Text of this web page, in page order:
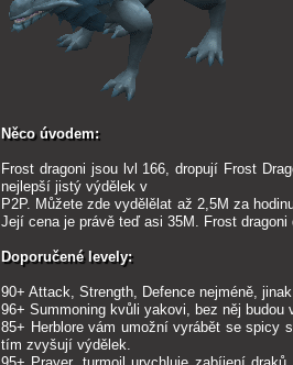
Něco úvodem:
Frost dragoni jsou lvl 166, dropují Frost
nejlepší jistý výdělek v
P2P. Můžete zde vydělělat až 2,5M za
Její cena je právě teď asi 35M. Frost
Doporučené levely:
90+ Attack, Strength, Defence nejméně,
96+ Summoning kvůli yakovi, bez něj budou
85+ Herblore vám umožní vyrábět se spicy
tím zvyšují výdělek.